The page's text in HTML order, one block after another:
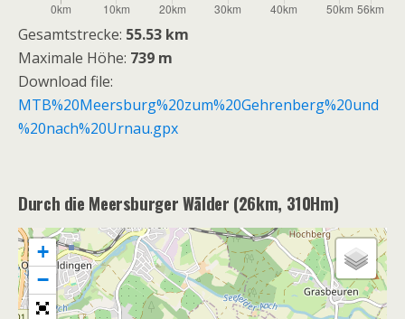
Gesamtstrecke: 55.53 km
Maximale Höhe: 739 m
Download file:
MTB%20Meersburg%20zum%20Gehrenberg%20und
%20nach%20Urnau.gpx
Durch die Meersburger Wälder (26km, 310Hm)
+
−